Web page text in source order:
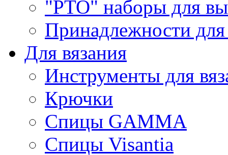
"РТО" наборы для
Принадлежности
Для вязания
Инструменты для
Крючки
Спицы GAMMA
Спицы Visantia